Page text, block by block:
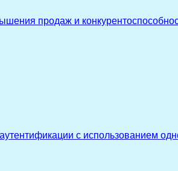
продаж и
с использованием